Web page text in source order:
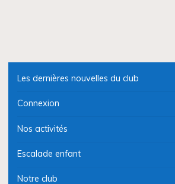
Les dernières nouvelles du club
Connexion
Nos activités
Escalade enfant
Notre club